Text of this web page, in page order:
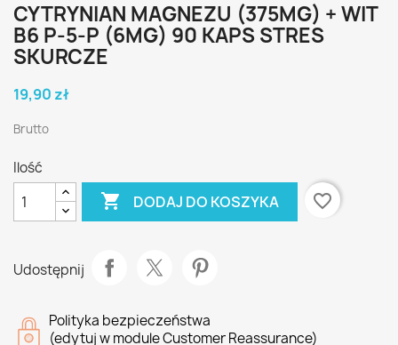
CYTRYNIAN MAGNEZU (375MG) + WIT
B6 P-5-P (6MG) 90 KAPS STRES
SKURCZE
19,90 zł
Brutto
Ilość
 DODAJ DO KOSZYKA favorite_border
Udostępnij
Polityka bezpieczeństwa
(edytuj w module Customer Reassurance)